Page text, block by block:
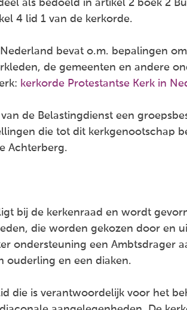
als bedoeld in artikel 2 boek 2
4 lid 1 van de kerkorde.
bevat o.m. bepalingen
de gemeenten en andere
kerkorde Protestantse Kerk in
de Belastingdienst een
die tot dit kerkgenootschap
Achterberg.
bij de kerkenraad en wordt
die worden gekozen door en
ondersteuning een Ambtsdrager
ouderling en een diaken.
die is verantwoordelijk voor het